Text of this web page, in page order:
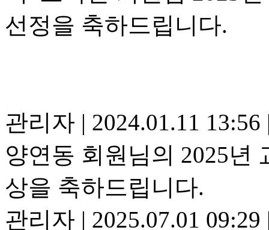
선정을 축하드립니다.
관리자 | 2024.01.11 13:56
양연동 회원님의 2025년
상을 축하드립니다.
관리자 | 2025.07.01 09:29